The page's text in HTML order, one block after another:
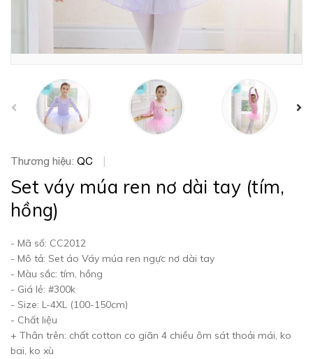
prev
Thương hiệu: QC
Set váy múa ren nơ dài tay (tím,
hồng)
- Mã số: CC2012
- Mô tả: Set áo Váy múa ren ngực nơ dài tay
- Màu sắc: tím, hồng
- Giá lẻ: #300k
- Size: L-4XL (100-150cm)
- Chất liệu
+ Thân trên: chất cotton co giãn 4 chiều ôm sát thoải mái, ko
bai, ko xù